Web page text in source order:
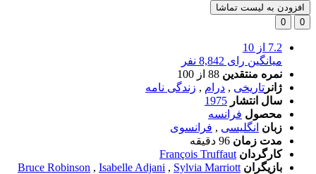
افزودن به لیست تماشا
0
0
7.2 از 10
میانگین رای 8,842 نفر
نمره منتقدین 88 از 100
ژانر تاریخی , درام , زندگی نامه
سال انتشار 1975
محصول فرانسه
زبان انگلیسی , فرانسوی
مدت زمان 96 دقیقه
کارگردان François Truffaut
بازیگران
Bruce Robinson , Isabelle Adjani , Sylvia Marriott